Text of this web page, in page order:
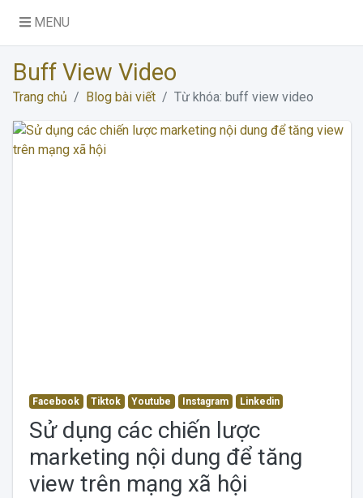
MENU
Buff View Video
Trang chủ Blog bài viết Từ khóa: buff view video
Facebook Tiktok Youtube Instagram Linkedin
Sử dụng các chiến lược
marketing nội dung để tăng
view trên mạng xã hội